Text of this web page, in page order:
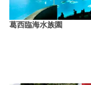
葛西臨海水族園